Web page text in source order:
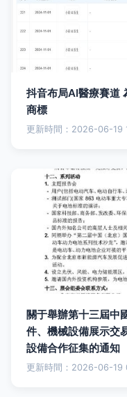
抖音布局AI醫療賽道
商標
更新時間：2026-06-19
關于舉辦第十三屆中國
件、機械設備展示交
設備合作征集的通知
更新時間：2026-06-19